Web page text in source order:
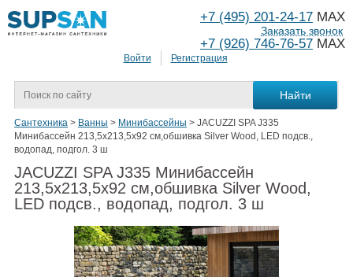
Войти Регистрация
+7 (495) 201-24-17 MAX
+7 (926) 746-76-57 MAX
Заказать звонок
Сантехника > Ванны > Минибассейны > JACUZZI SPA J335
Минибассейн 213,5х213,5х92 см,обшивка Silver Wood, LED подсв.,
водопад, подгол. 3 ш
JACUZZI SPA J335 Минибассейн
213,5х213,5х92 см,обшивка Silver Wood,
LED подсв., водопад, подгол. 3 ш